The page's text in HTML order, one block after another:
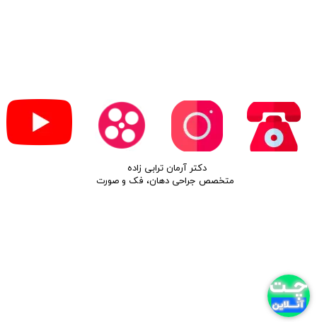
​دکتر آرمان ترابی زاده
متخصص جراحی دهان، فک و صورت